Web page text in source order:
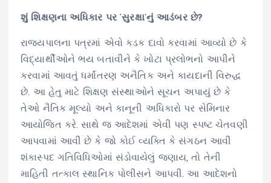
શું શિક્ષણના અધિકાર પર ‘સુરક્ષા’નું આડંબર છે?
રાજ્યપાલના પત્રમાં એવો કડક દાવો કરવામાં આવ્યો છે કે
વિદ્યાર્થીઓને ભય બતાવીને કે ખોટા પ્રલોભનો આપીને
કરવામાં આવતું ધર્માંતરણ અનૈતિક અને કાયદાની વિરુદ્ધ
છે. આ હેતુ માટે શિક્ષણ સંસ્થાઓને સૂચન અપાયું છે કે
તેઓ નૈતિક મૂલ્યો અને કાનૂની અધિકારો પર સેમિનાર
આયોજિત કરે. સાથે જ આદેશમાં એવી પણ સ્પષ્ટ ચેતવણી
આપવામાં આવી છે કે જો કોઈ વ્યક્તિ કે સંગઠન આવી
શંકાસ્પદ ગતિવિધિઓમાં સંડોવાયેલું જણાય, તો તેની
માહિતી તત્કાલ સ્થાનિક પોલીસને આપવી. આ આદેશનો